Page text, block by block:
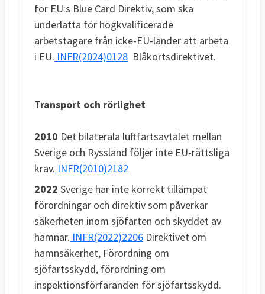
för EU:s Blue Card Direktiv, som ska
underlätta för högkvalificerade
arbetstagare från icke-EU-länder att arbeta
i EU. INFR(2024)0128 Blåkortsdirektivet.
Transport och rörlighet
2010 Det bilaterala luftfartsavtalet mellan
Sverige och Ryssland följer inte EU-rättsliga
krav. INFR(2010)2182
2022 Sverige har inte korrekt tillämpat
förordningar och direktiv som påverkar
säkerheten inom sjöfarten och skyddet av
hamnar. INFR(2022)2206 Direktivet om
hamnsäkerhet, Förordning om
sjöfartsskydd, förordning om
inspektionsförfaranden för sjöfartsskydd.